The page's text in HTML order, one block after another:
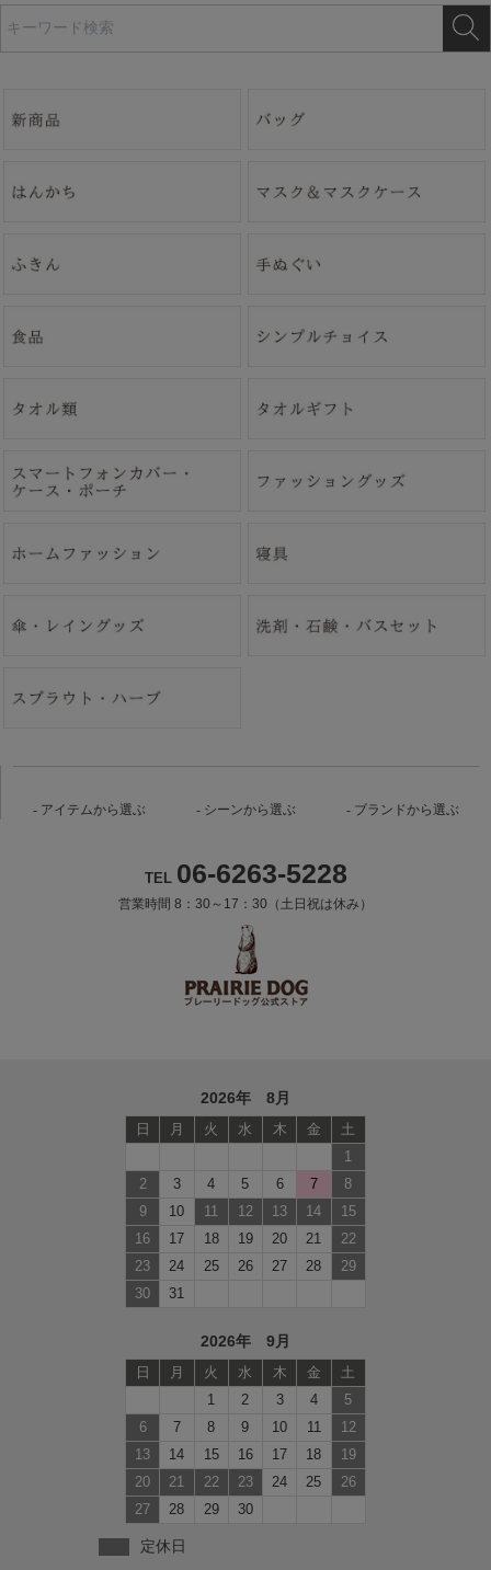
アイテムから選ぶ シーンから選ぶ ブランドから選ぶ
TEL 06-6263-5228
営業時間 8：30～17：30（土日祝は休み）
2026年 8月
日 月 火 水 木 金
土
1
2
3 4 5 6 7
8
9
10 11 12 13 14
15
16
17 18 19 20 21
22
23
24 25 26 27 28
29
30
31
2026年 9月
日 月 火 水 木 金
土
1
2 3 4
5
6
7 8 9 10 11
12
13
14 15 16 17 18
19
20
21 22 23 24 25
26
27
28 29 30
定休日